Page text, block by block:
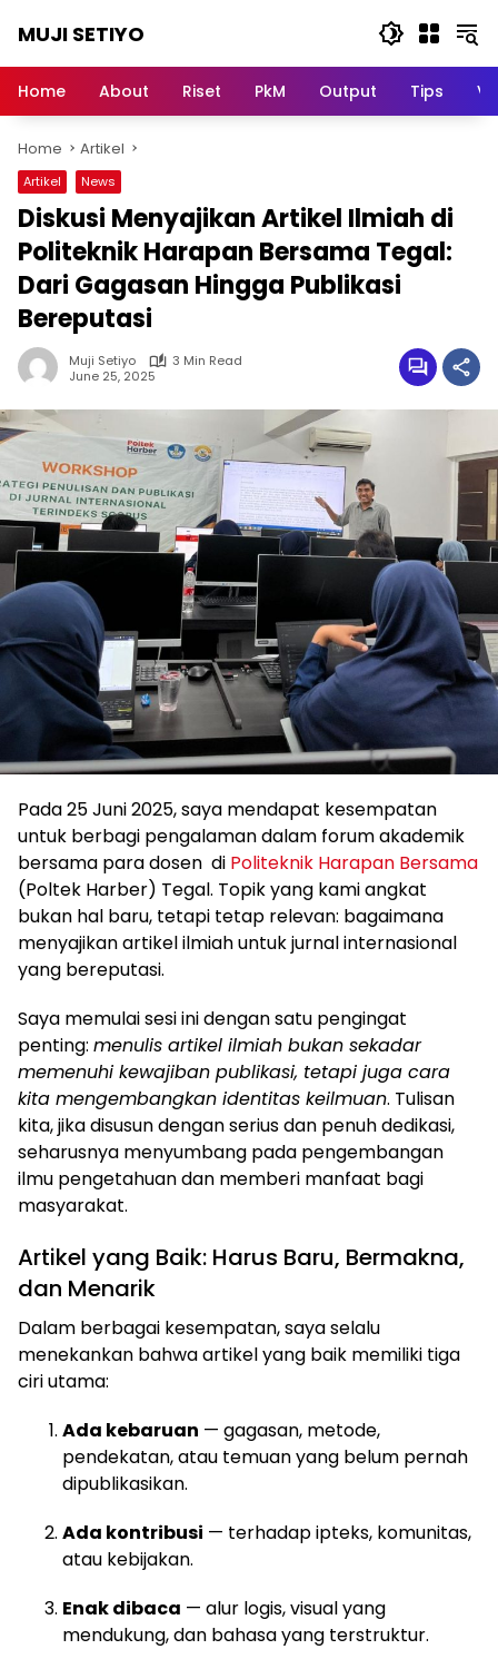
MUJI SETIYO
Bersama,
Home About Riset PkM Output Tips
Home Artikel
Artikel News
Diskusi Menyajikan Artikel Ilmiah di
Politeknik Harapan Bersama Tegal:
Dari Gagasan Hingga Publikasi
Bereputasi
Muji Setiyo
3 Min Read
June 25, 2025
Pada 25 Juni 2025, saya mendapat kesempatan
untuk berbagi pengalaman dalam forum akademik
bersama para dosen di Politeknik Harapan Bersama
(Poltek Harber) Tegal. Topik yang kami angkat
bukan hal baru, tetapi tetap relevan: bagaimana
menyajikan artikel ilmiah untuk jurnal internasional
yang bereputasi.
Saya memulai sesi ini dengan satu pengingat
penting: menulis artikel ilmiah bukan sekadar
memenuhi kewajiban publikasi, tetapi juga cara
kita mengembangkan identitas keilmuan. Tulisan
kita, jika disusun dengan serius dan penuh dedikasi,
seharusnya menyumbang pada pengembangan
ilmu pengetahuan dan memberi manfaat bagi
masyarakat.
Artikel yang Baik: Harus Baru, Bermakna,
dan Menarik
Dalam berbagai kesempatan, saya selalu
menekankan bahwa artikel yang baik memiliki tiga
ciri utama:
Ada kebaruan — gagasan, metode,
pendekatan, atau temuan yang belum pernah
dipublikasikan.
Ada kontribusi — terhadap ipteks, komunitas,
atau kebijakan.
Enak dibaca — alur logis, visual yang
mendukung, dan bahasa yang terstruktur.